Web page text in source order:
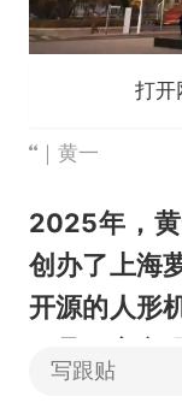
打开
｜黄一
2025年，黄
创办了上海
开源的人形
已是一家实
全栈开源的
写跟贴